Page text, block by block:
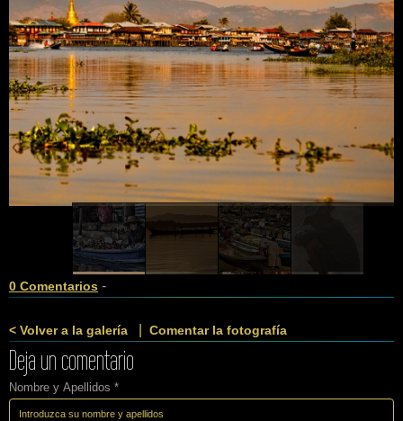
Galería
Libro de visitas
Enlaces
Contacto
0 Comentarios -
< Volver a la galería Comentar la fotografía
Deja un comentario
Nombre y Apellidos *